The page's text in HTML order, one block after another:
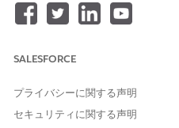
生源、領収書のアップロード、金
インテグレーションは含まれま
ィングが必要です。Flow
ングロジックと履行ワークフロー
SALESFORCE
プライバシーに関する声明
セキュリティに関する声明